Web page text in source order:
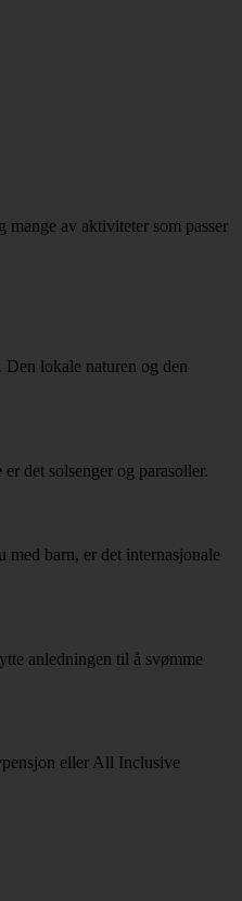
av aktiviteter som passer
lokale naturen og den
det solsenger og parasoller.
barn, er det internasjonale
anledningen til å svømme
eller All Inclusive